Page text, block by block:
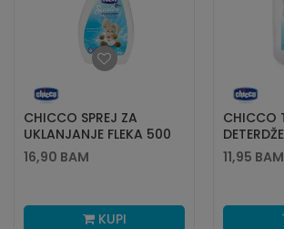
CHICCO SPREJ ZA
UKLANJANJE FLEKA 500
ML
16,90 BAM
KUPI
CHICCO
VEŠA 1,5L
11,95 BAM